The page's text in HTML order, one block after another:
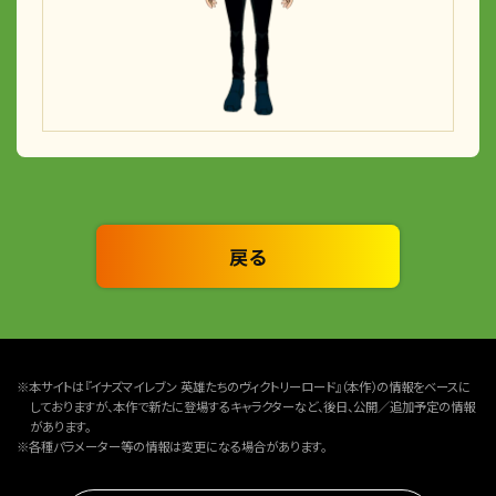
戻る
※本サイトは『イナズマイレブン 英雄たちのヴィクトリーロード』（本作）の情報をベースに
しておりますが、本作で新たに登場するキャラクターなど、後日、公開／追加予定の情報
があります。
※各種パラメーター等の情報は変更になる場合があります。